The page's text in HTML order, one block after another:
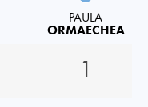
PAULA
ORMAECHEA
1